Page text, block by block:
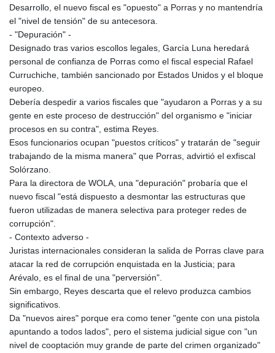
Desarrollo, el nuevo fiscal es "opuesto" a Porras y no mantendría
el "nivel de tensión" de su antecesora.
- "Depuración" -
Designado tras varios escollos legales, García Luna heredará
personal de confianza de Porras como el fiscal especial Rafael
Curruchiche, también sancionado por Estados Unidos y el bloque
europeo.
Debería despedir a varios fiscales que "ayudaron a Porras y a su
gente en este proceso de destrucción" del organismo e "iniciar
procesos en su contra", estima Reyes.
Esos funcionarios ocupan "puestos críticos" y tratarán de "seguir
trabajando de la misma manera" que Porras, advirtió el exfiscal
Solórzano.
Para la directora de WOLA, una "depuración" probaría que el
nuevo fiscal "está dispuesto a desmontar las estructuras que
fueron utilizadas de manera selectiva para proteger redes de
corrupción".
- Contexto adverso -
Juristas internacionales consideran la salida de Porras clave para
atacar la red de corrupción enquistada en la Justicia; para
Arévalo, es el final de una "perversión".
Sin embargo, Reyes descarta que el relevo produzca cambios
significativos.
Da "nuevos aires" porque era como tener "gente con una pistola
apuntando a todos lados", pero el sistema judicial sigue con "un
nivel de cooptación muy grande de parte del crimen organizado"